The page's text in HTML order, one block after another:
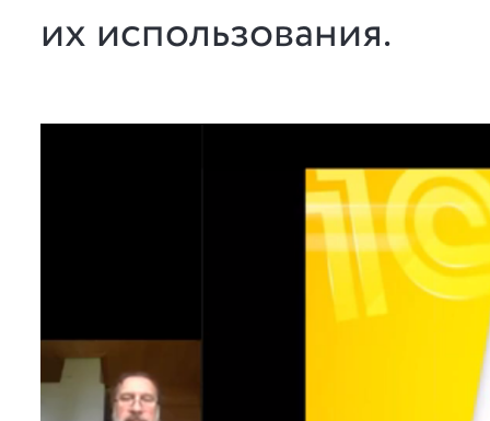
их использования.